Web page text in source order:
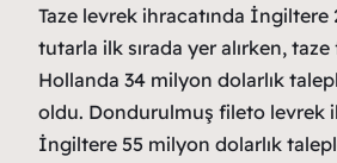
Taze levrek ihracatında İngiltere
tutarla ilk sırada yer alırken,
Hollanda 34 milyon dolarlık
oldu. Dondurulmuş fileto levrek
İngiltere 55 milyon dolarlık